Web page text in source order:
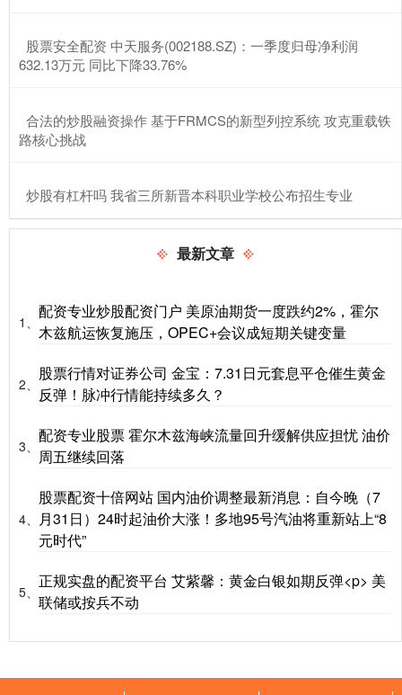
​股票安全配资 中天服务(002188.SZ)：一季度归母净利润
632.13万元 同比下降33.76%
​合法的炒股融资操作 基于FRMCS的新型列控系统 攻克重载铁
路核心挑战
​炒股有杠杆吗 我省三所新晋本科职业学校公布招生专业
最新文章
1、
配资专业炒股配资门户 美原油期货一度跌约2%，霍尔
木兹航运恢复施压，OPEC+会议成短期关键变量
2、
股票行情对证券公司 金宝：7.31日元套息平仓催生黄金
反弹！脉冲行情能持续多久？
3、
配资专业股票 霍尔木兹海峡流量回升缓解供应担忧 油价
周五继续回落
4、
股票配资十倍网站 国内油价调整最新消息：自今晚（7
月31日）24时起油价大涨！多地95号汽油将重新站上“8
元时代”
5、
正规实盘的配资平台 艾紫馨：黄金白银如期反弹<p> 美
联储或按兵不动